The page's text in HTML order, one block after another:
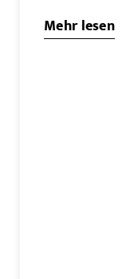
Mehr lesen